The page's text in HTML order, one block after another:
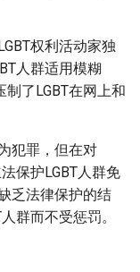
权利活动家独
人群适用模糊
制了LGBT在网上和
犯罪，但在对
保护LGBT人群免
乏法律保护的结
群而不受惩罚。